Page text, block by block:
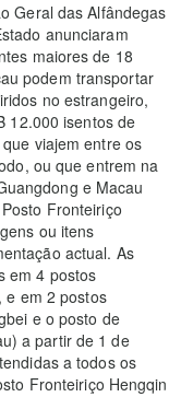
Geral das Alfândegas
anunciaram
maiores de 18
podem transportar
no estrangeiro,
12.000 isentos de
viajem entre os
ou que entrem na
e Macau
Fronteiriço
ou itens
actual. As
em 4 postos
e em 2 postos
e o posto de
a partir de 1 de
a todos os
Fronteiriço Hengqin